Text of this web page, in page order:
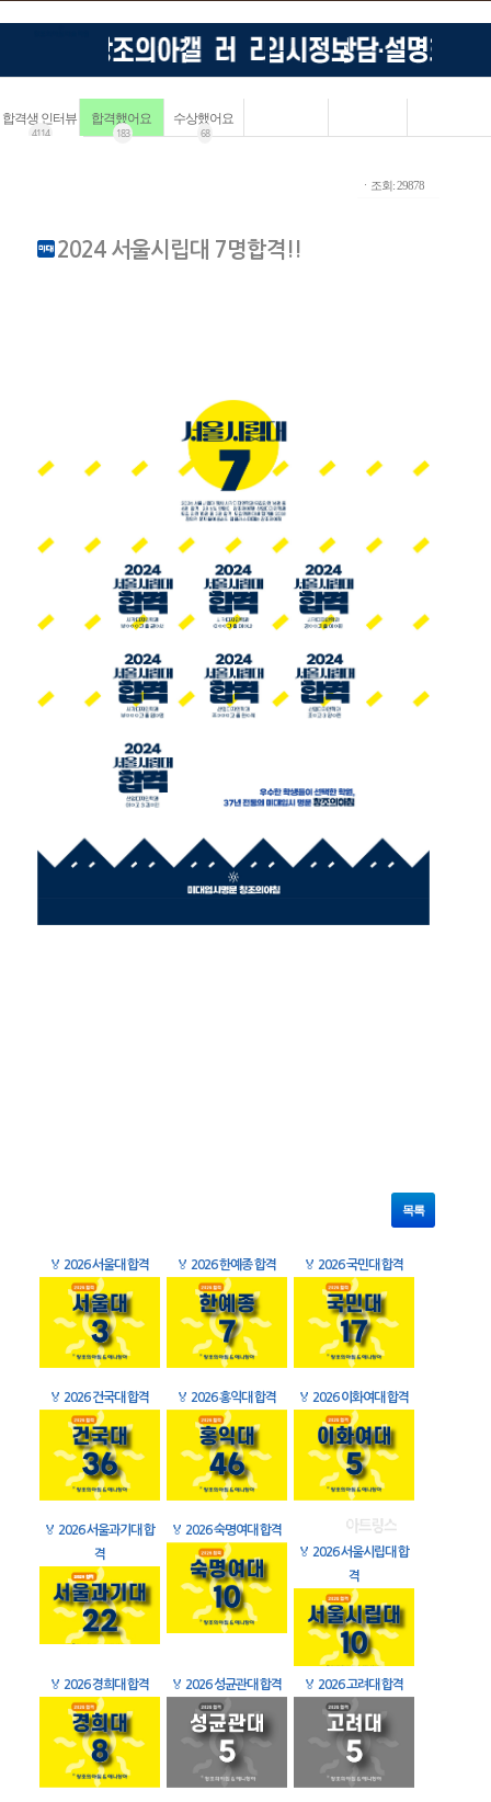
합격생 인터뷰
4114
합격했어요
183
수상했어요
68
ㆍ조회: 29878
2024 서울시립대 7명합격!!
목록
🏅 2026 서울대 합격 🏅 2026 한예종 합격 🏅 2026 국민대 합격
🏅 2026 건국대 합격 🏅 2026 홍익대 합격 🏅 2026 이화여대 합격
🏅 2026 서울과기대 합
격
🏅 2026 숙명여대 합격
🏅 2026 서울시립대 합
격
🏅 2026 경희대 합격 🏅 2026 성균관대 합격 🏅 2026 고려대 합격